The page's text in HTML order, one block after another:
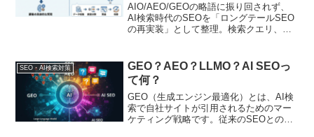
AIO/AEO/GEOの略語に振り回されず、
AI検索時代のSEOを「ロングテールSEO
の再実装」として整理。検索クエリ、サ
表・導線改善へ落とし込む方法を、体制
設計・KPI・導入フローまで実務目線で解
説します
SEO・AI検索対策
GEO？AEO？LLMO？AI SEOっ
て何？
GEO（生成エンジン最適化）とは、AI検
索で自社サイトが引用されるためのマー
ケティング戦略です。従来のSEOとの違